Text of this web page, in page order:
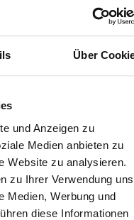
Über
und Anzeigen zu
Medien anbieten zu
Website zu analysieren.
zu Ihrer Verwendung
Medien, Werbung und
diese Informationen
Ihre
▼